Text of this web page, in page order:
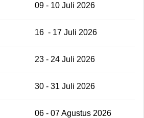
09 - 10 Juli 2026
16 - 17 Juli 2026
23 - 24 Juli 2026
30 - 31 Juli 2026
06 - 07 Agustus 2026